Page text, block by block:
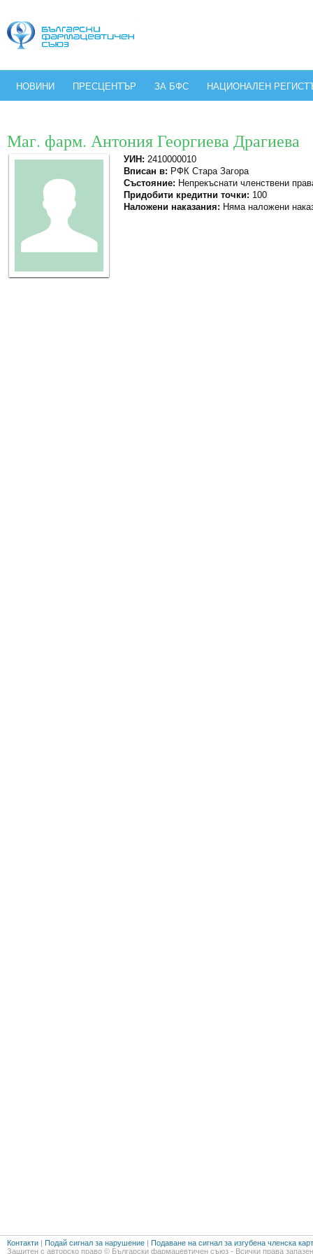
НОВИНИ ПРЕСЦЕНТЪР ЗА БФС НАЦИОНАЛЕН
Маг. фарм. Антония Георгиева Драгиева
УИН: 2410000010
Вписан в: РФК Стара Загора
Състояние: Непрекъснати членствени
Придобити кредитни точки: 100
Наложени наказания: Няма наложени
Контакти | Подай сигнал за нарушение | Подаване на сигнал за изгубена членска
Защитен с авторско право © Български фармацевтичен съюз - Всички права